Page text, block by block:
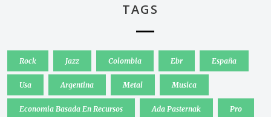
TAGS
Rock Jazz Colombia Ebr España
Usa Argentina Metal Musica
Economia Basada En Recursos Ada Pasternak Pro